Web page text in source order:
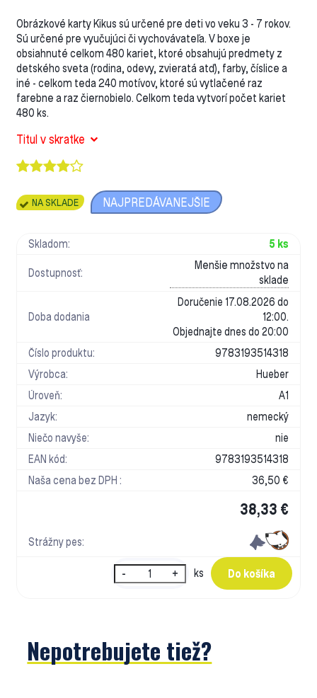
Obrázkové karty Kikus sú určené pre deti vo veku 3 - 7 rokov.
Sú určené pre vyučujúci či vychovávateľa. V boxe je
obsiahnuté celkom 480 kariet, ktoré obsahujú predmety z
detského sveta (rodina, odevy, zvieratá atď), farby, číslice a
iné - celkom teda 240 motívov, ktoré sú vytlačené raz
farebne a raz čiernobielo. Celkom teda vytvorí počet kariet
480 ks.
Titul v skratke
NA SKLADE NAJPREDÁVANEJŠIE
Skladom: 5 ks
Dostupnosť:
Menšie množstvo na
sklade
Doba dodania
Doručenie 17.08.2026 do
12:00.
Objednajte dnes do 20:00
Číslo produktu:
9783193514318
Výrobca:
Hueber
Úroveň:
A1
Jazyk:
nemecký
Niečo navyše:
nie
EAN kód:
9783193514318
Naša cena bez DPH :
36,50 €
38,33 €
Strážny pes:
- + ks
Nepotrebujete tiež?